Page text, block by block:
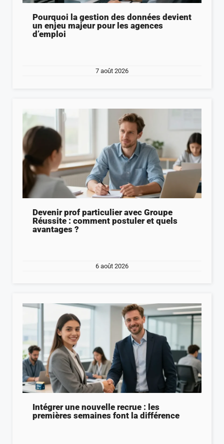
Pourquoi la gestion des données devient
un enjeu majeur pour les agences
d’emploi
7 août 2026
Devenir prof particulier avec Groupe
Réussite : comment postuler et quels
avantages ?
6 août 2026
Intégrer une nouvelle recrue : les
premières semaines font la différence